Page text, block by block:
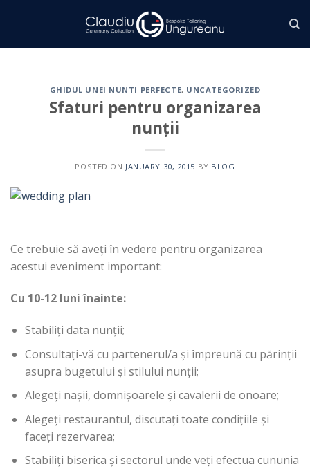
GHIDUL UNEI NUNTI PERFECTE, UNCATEGORIZED
Sfaturi pentru organizarea
nunții
POSTED ON JANUARY 30, 2015 BY BLOG
Ce trebuie să aveți în vedere pentru organizarea
acestui eveniment important:
Cu 10-12 luni înainte:
Stabiliți data nunții;
Consultați-vă cu partenerul/a și împreună cu părinții
asupra bugetului și stilului nunții;
Alegeți nașii, domnișoarele și cavalerii de onoare;
Alegeți restaurantul, discutați toate condițiile și
faceți rezervarea;
Stabiliți biserica și sectorul unde veți efectua cununia